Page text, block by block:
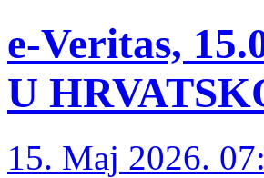
e-Veritas,
U
15. Maj 2026.